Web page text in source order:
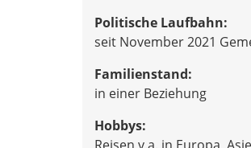
Politische Laufbahn:
seit November 2021
Familienstand:
in einer Beziehung
Hobbys:
Reisen v.a. in Europa,